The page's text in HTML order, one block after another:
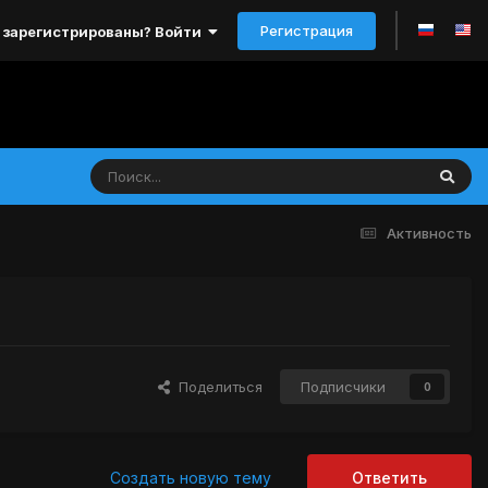
Войти Регистрация
Активность
Поделиться Подписчики 0
Ответить
Создать новую тему